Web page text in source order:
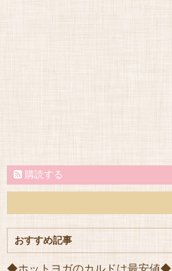
購読する
おすすめ記事